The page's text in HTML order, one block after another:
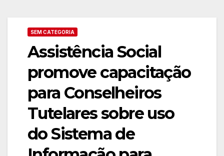
SEM CATEGORIA
Assistência Social
promove capacitação
para Conselheiros
Tutelares sobre uso
do Sistema de